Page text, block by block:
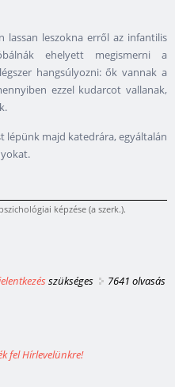
lassan leszokna erről az infantilis
ehelyett megismerni a
hangsúlyozni: ők vannak a
ezzel kudarcot vallanak,
lépünk majd katedrára, egyáltalán
képzése (a szerk.).
szükséges 7641 olvasás
fel Hírlevelünkre!